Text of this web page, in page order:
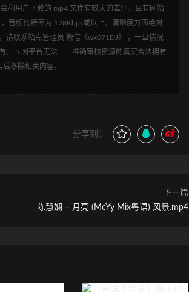
和用户下载的 mp4 文件有较大的差别，且有网站
音频比特率为 128Kbps或以上，清晰度方面绝对
请联系站点管理员 微信《wx071DJ》 ，一旦情况
。 5.因平台无法一一准确审核资源的真实合法拥有
移除相关内容。
分享到：
下一篇
陈慧娴 – 月亮 (McYy Mix粤语) 风景.mp4